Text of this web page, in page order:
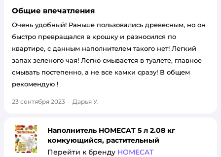
Общие впечатления
Очень удобный! Раньше пользовались древесным, но он
быстро превращался в крошку и разносился по
квартире, с данным наполнителем такого нет! Легкий
запах зеленого чая! Легко смывается в туалете, главное
смывать постепенно, а не все камки сразу! В общем
рекомендую !
23 сентября 2023 · Дарья У.
Наполнитель HOMECAT 5 л 2.08 кг
комкующийся, растительный
Перейти к бренду HOMECAT